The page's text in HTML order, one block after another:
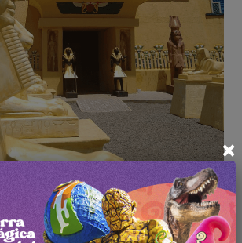
Parques e Museus
Museu Egípcio Canela
×